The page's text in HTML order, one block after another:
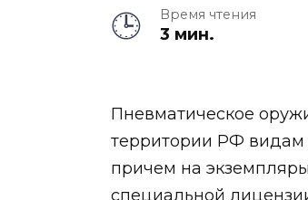
Время чтения
3 мин.
Пневматическое
территории РФ видам
причем на
специальной